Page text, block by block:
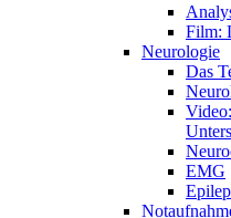
Film:
Neurologie
Das
EMG